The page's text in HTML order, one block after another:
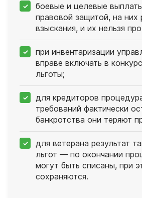
боевые и целевые
правовой защитой, на них
взыскания, и их нельзя
при инвентаризации
вправе включать в
льготы;
для кредиторов
требований фактически
банкротства они теряют
для ветерана результат
льгот — по окончании
могут быть списаны, при
сохраняются.